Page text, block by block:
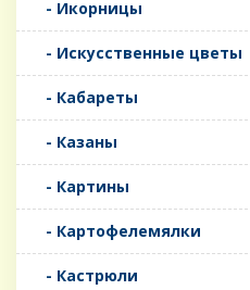
- Икорницы
- Искусственные цветы
- Кабареты
- Казаны
- Картины
- Картофелемялки
- Кастрюли